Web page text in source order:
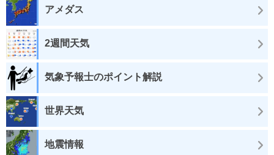
アメダス
2週間天気
気象予報士のポイント解説
世界天気
地震情報